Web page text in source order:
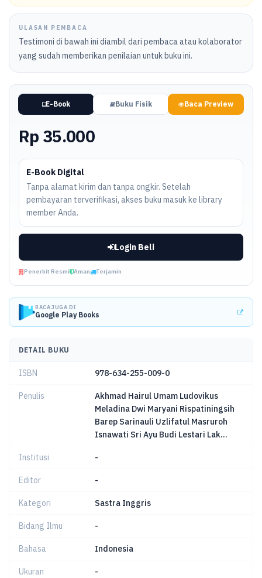
ULASAN PEMBACA
Testimoni di bawah ini diambil dari pembaca atau kolaborator
yang sudah memberikan penilaian untuk buku ini.
E-Book Buku Fisik Baca Preview
Rp 35.000
E-Book Digital
Tanpa alamat kirim dan tanpa ongkir. Setelah
pembayaran terverifikasi, akses buku masuk ke library
member Anda.
Login Beli
Penerbit Resmi Aman Terjamin
BACA JUGA DI
Google Play Books
DETAIL BUKU
ISBN 978-634-255-009-0
Penulis
Akhmad Hairul Umam Ludovikus
Meladina Dwi Maryani Rispatiningsih
Barep Sarinauli Uzlifatul Masruroh
Isnawati Sri Ayu Budi Lestari Lak...
Institusi -
Editor -
Kategori Sastra Inggris
Bidang Ilmu -
Bahasa Indonesia
Ukuran -